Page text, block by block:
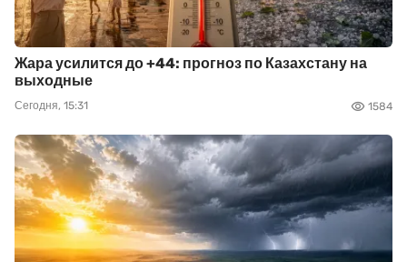
Жара усилится до +44: прогноз по Казахстану на
выходные
Сегодня, 15:31 1584